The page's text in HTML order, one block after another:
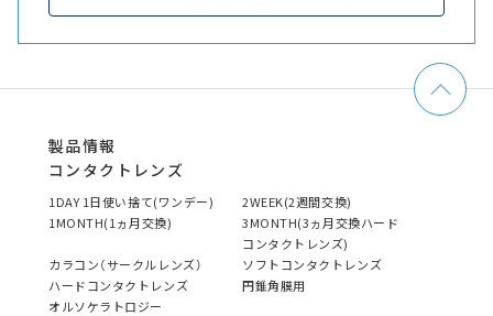
製品情報
コンタクトレンズ
1DAY 1日使い捨て(ワンデー)
2WEEK(2週間交換)
1MONTH(1ヵ月交換)
3MONTH(3ヵ月交換ハード
コンタクトレンズ)
カラコン（サークルレンズ）
ソフトコンタクトレンズ
ハードコンタクトレンズ
円錐角膜用
オルソケラトロジー